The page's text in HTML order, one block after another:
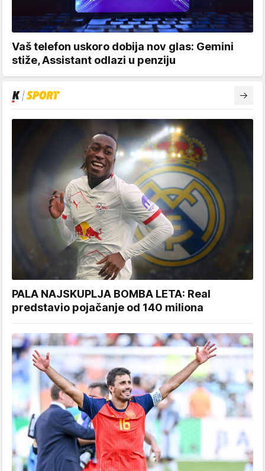
Vaš telefon uskoro dobija nov glas: Gemini
stiže, Assistant odlazi u penziju
PALA NAJSKUPLJA BOMBA LETA: Real
predstavio pojačanje od 140 miliona